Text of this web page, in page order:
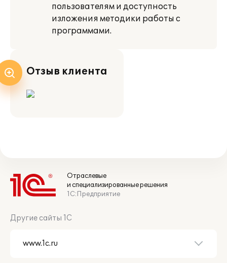
пользователям и доступность
изложения методики работы с
программами.
Отзыв клиента
Отраслевые
и специализированные решения
1С:Предприятие
Другие сайты 1С